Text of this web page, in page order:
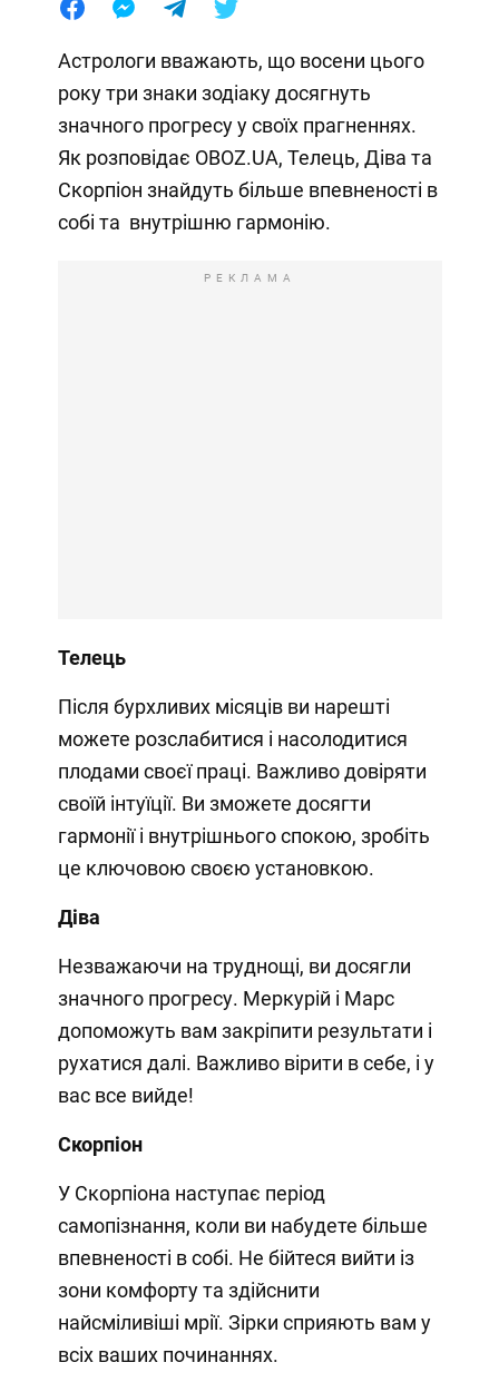
Астрологи вважають, що восени цього
року три знаки зодіаку досягнуть
значного прогресу у своїх прагненнях.
Як розповідає OBOZ.UA, Телець, Діва та
Скорпіон знайдуть більше впевненості в
собі та внутрішню гармонію.
РЕКЛАМА
Телець
Після бурхливих місяців ви нарешті
можете розслабитися і насолодитися
плодами своєї праці. Важливо довіряти
своїй інтуїції. Ви зможете досягти
гармонії і внутрішнього спокою, зробіть
це ключовою своєю установкою.
Діва
Незважаючи на труднощі, ви досягли
значного прогресу. Меркурій і Марс
допоможуть вам закріпити результати і
рухатися далі. Важливо вірити в себе, і у
вас все вийде!
Скорпіон
У Скорпіона наступає період
самопізнання, коли ви набудете більше
впевненості в собі. Не бійтеся вийти із
зони комфорту та здійснити
найсміливіші мрії. Зірки сприяють вам у
всіх ваших починаннях.